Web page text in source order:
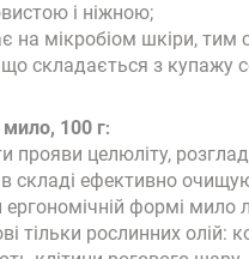
і ніжною;
на мікробіом шкіри, тим
складається з купажу
100 г:
целюліту,
складі ефективно
ергономічній формі мило
тільки рослинних